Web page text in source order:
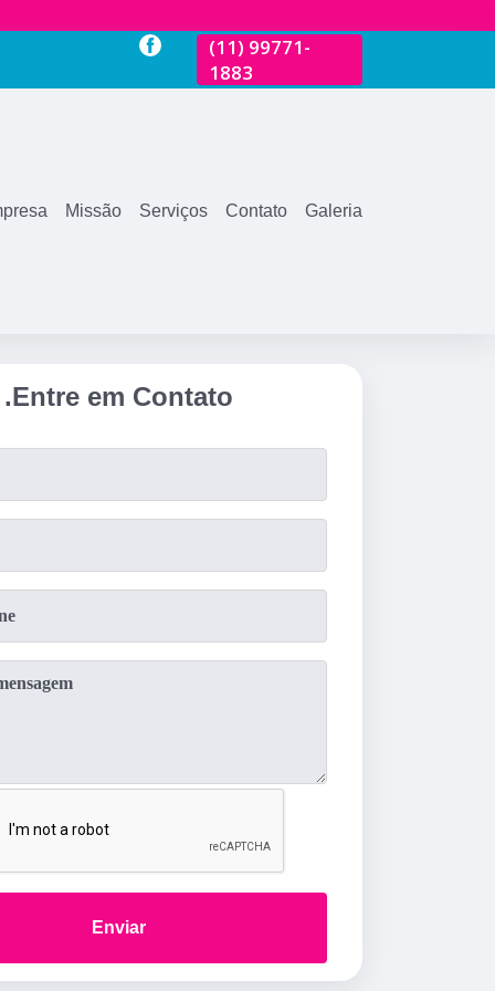
2681-3600 (11) 99771-
1883
Missão Serviços Contato Galeria
.Entre em Contato
Enviar